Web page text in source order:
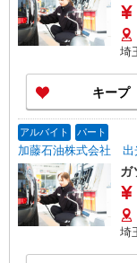
埼
キープ
アルバイト パート
加藤石油株式会社 出
ガ
埼